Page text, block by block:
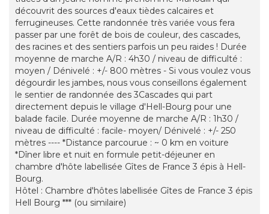
découvrit des sources d'eaux tièdes calcaires et
ferrugineuses. Cette randonnée très variée vous fera
passer par une forêt de bois de couleur, des cascades,
des racines et des sentiers parfois un peu raides ! Durée
moyenne de marche A/R : 4h30 / niveau de difficulté :
moyen / Dénivelé : +/- 800 mètres - Si vous voulez vous
dégourdir les jambes, nous vous conseillons également
le sentier de randonnée des 3Cascades qui part
directement depuis le village d'Hell-Bourg pour une
balade facile. Durée moyenne de marche A/R : 1h30 /
niveau de difficulté : facile- moyen/ Dénivelé : +/- 250
mètres ---- *Distance parcourue : ~ 0 km en voiture
*Dîner libre et nuit en formule petit-déjeuner en
chambre d'hôte labellisée Gîtes de France 3 épis à Hell-
Bourg.
Hôtel : Chambre d'hôtes labellisée Gîtes de France 3 épis
Hell Bourg *** (ou similaire)